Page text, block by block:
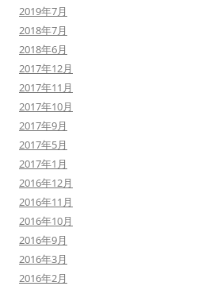
2019年7月
2018年7月
2018年6月
2017年12月
2017年11月
2017年10月
2017年9月
2017年5月
2017年1月
2016年12月
2016年11月
2016年10月
2016年9月
2016年3月
2016年2月